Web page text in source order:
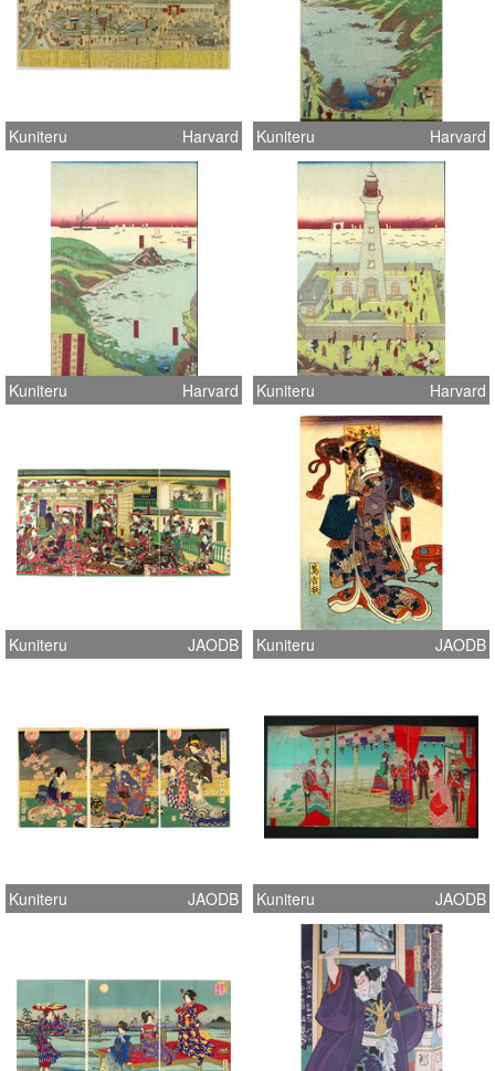
Kuniteru Harvard Kuniteru Harvard
Kuniteru Harvard Kuniteru Harvard
Kuniteru JAODB Kuniteru JAODB
Kuniteru JAODB Kuniteru JAODB